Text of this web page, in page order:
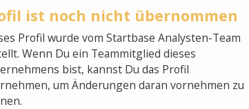
ist noch nicht übernommen
Profil wurde vom Startbase Analysten-Team
Wenn Du ein Teammitglied dieses
bist, kannst Du das Profil
um Änderungen daran vornehmen zu